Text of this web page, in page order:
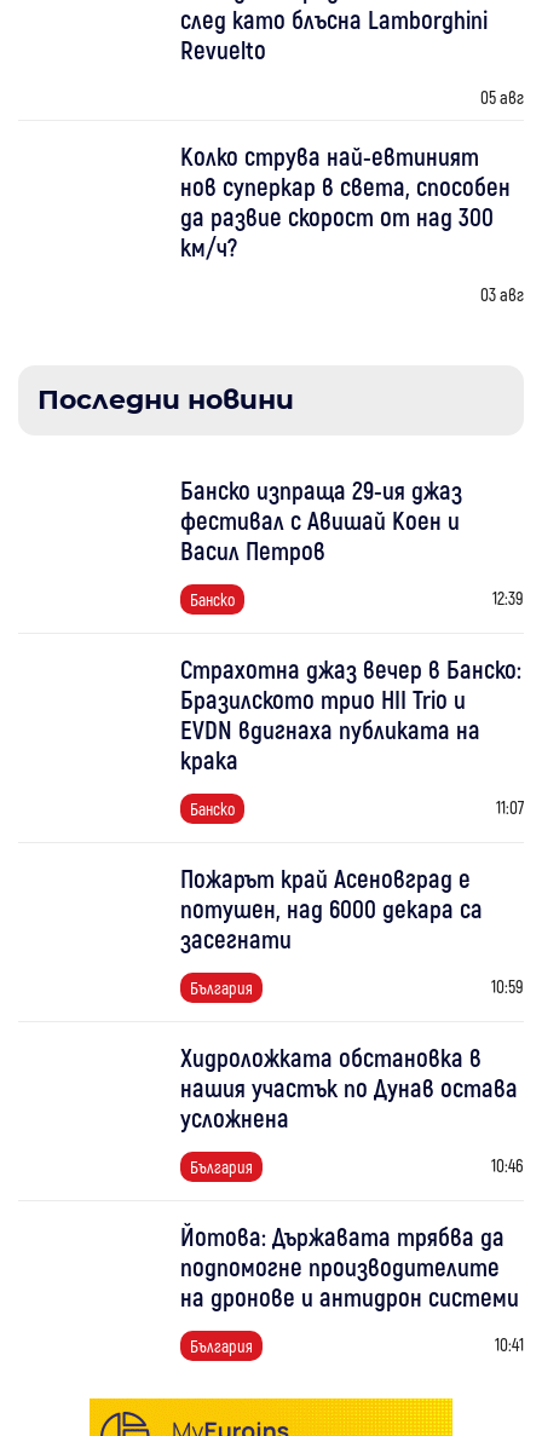
след като блъсна Lamborghini
Revuelto
05 авг
Колко струва най-евтиният
нов суперкар в света, способен
да развие скорост от над 300
км/ч?
03 авг
Последни новини
Банско изпраща 29-ия джаз
фестивал с Авишай Коен и
Васил Петров
Банско 12:39
Страхотна джаз вечер в Банско:
Бразилското трио HII Trio и
EVDN вдигнаха публиката на
крака
Банско 11:07
Пожарът край Асеновград е
потушен, над 6000 декара са
засегнати
България 10:59
Хидроложката обстановка в
нашия участък по Дунав остава
усложнена
България 10:46
Йотова: Държавата трябва да
подпомогне производителите
на дронове и антидрон системи
България 10:41